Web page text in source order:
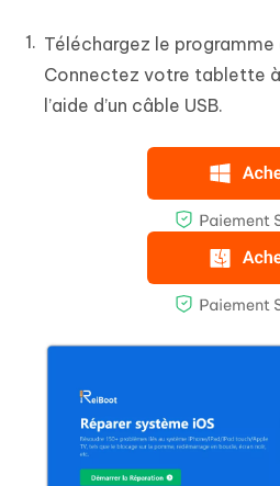
Téléchargez le
Connectez votre tablette
l’aide d’un câble USB.